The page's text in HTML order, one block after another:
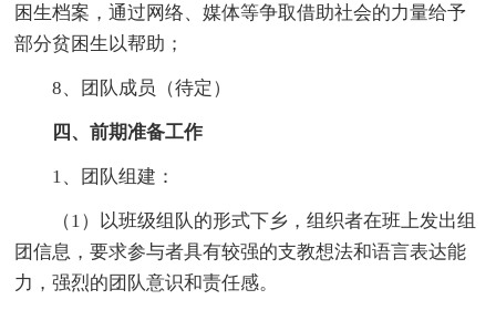
困生档案，通过网络、媒体等争取借助社会的力量给予
部分贫困生以帮助；
8、团队成员（待定）
四、前期准备工作
1、团队组建：
（1）以班级组队的形式下乡，组织者在班上发出组
团信息，要求参与者具有较强的支教想法和语言表达能
力，强烈的团队意识和责任感。